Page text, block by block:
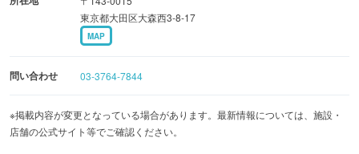
東京都大田区大森西3-8-17
MAP
問い合わせ 03-3764-7844
※掲載内容が変更となっている場合があります。最新情報については、施設・
店舗の公式サイト等でご確認ください。